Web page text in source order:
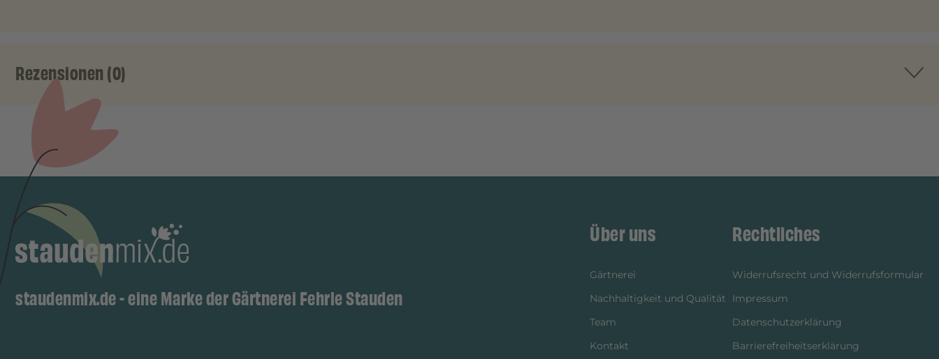
Rezensionen (0)
staudenmix.de - eine Marke der Gärtnerei Fehrle Stauden
Über uns
Gärtnerei
Nachhaltigkeit und Qualität
Team
Kontakt
Rechtliches
Widerrufsrecht und Widerrufsformular
Impressum
Datenschutzerklärung
Barrierefreiheitserklärung